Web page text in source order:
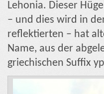
Lehonia. Dieser
– und dies wird in
reflektierten – hat
Name, aus der
griechischen Suffix